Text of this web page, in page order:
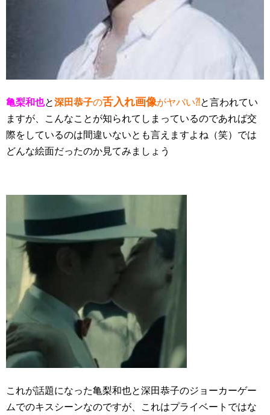
亀梨和也と深田恭子の舌入れ画像がヤバい⁈と言われてい
ますが、こんなことが知られてしまっているのであれば交
際をしているのは間違いないとも言えますよね（笑）では
どんな絵面だったのか見てみましょう
これが話題になった亀梨和也と深田恭子のジョーカーゲー
ムでのキスシーンなのですが、これはプライベートではな